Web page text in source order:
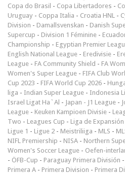
Copa do Brasil - Copa Libertadores -
Uruguay - Coppa Italia - Croatia HNL -
Division - Damallsvenskan - Danish
Supercup - Division 1 Féminine -
Championship - Egyptian Premier
English National League - Eredivisie -
League - FA Community Shield - FA
Women's Super League - FIFA Club
Cup 2023 - FIFA World Cup 2026 -
liga - Indian Super League - Indonesia
Israel Ligat Ha`Al - Japan - J1 League -
League - Keuken Kampioen Divisie -
Two - Leagues Cup - Liga de Expansión
Ligue 1 - Ligue 2 - Meistriliiga - MLS -
NIFL Premiership - NISA - Northern
Women's Soccer League - Oefen-
- ÖFB-Cup - Paraguay Primera División -
Primera A - Primera Division - Primera